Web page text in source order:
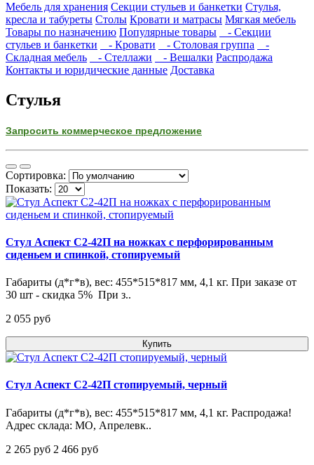
Мебель для хранения Секции стульев и банкетки Стулья,
кресла и табуреты Столы Кровати и матрасы Мягкая мебель
Товары по назначению Популярные товары
- Секции
стульев и банкетки
- Кровати - Столовая группа
-
Складная мебель
- Стеллажи - Вешалки Распродажа
Контакты и юридические данные Доставка
Стулья
Запросить коммерческое предложение
Сортировка:
Показать:
Стул Аспект С2-42П на ножках с перфорированным
сиденьем и спинкой, стопируемый
Габариты (д*г*в), вес: 455*515*817 мм, 4,1 кг. При заказе от
30 шт - скидка 5% При з..
2 055 pуб
Купить
Стул Аспект С2-42П стопируемый, черный
Габариты (д*г*в), вес: 455*515*817 мм, 4,1 кг. Распродажа!
Адрес склада: МО, Апрелевк..
2 265 pуб 2 466 pуб